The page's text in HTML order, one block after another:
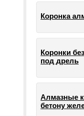
Коронка
Коронки
под дрель
Алмазные
бетону